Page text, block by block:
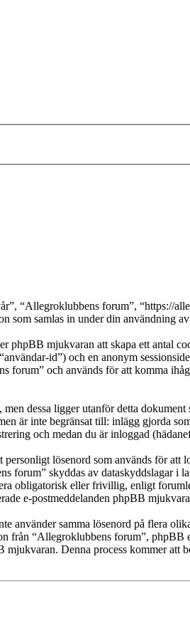
“Allegroklubbens forum”, “https://
samlas in under din användning
mjukvaran att skapa ett antal
id”) och en anonym
och används för att komma
dessa ligger utanför detta
är inte begränsat till: inlägg gjorda
och medan du är inloggad
lösenord som används för att
forum” skyddas av dataskyddslagar
obligatorisk eller frivillig, enligt
e-postmeddelanden phpBB
använder samma lösenord på flera
från “Allegroklubbens forum”,
Denna process kommer att